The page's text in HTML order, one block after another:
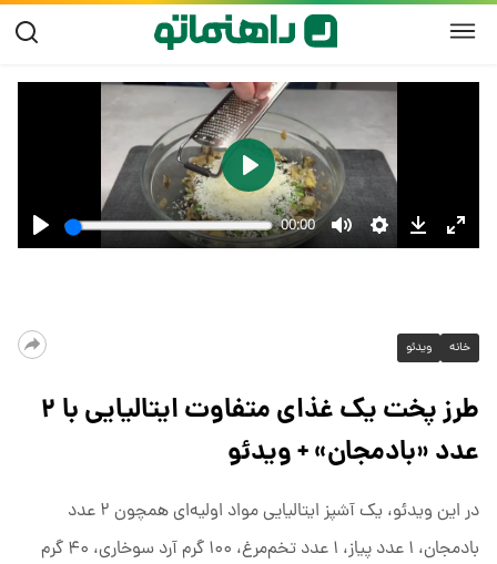
خانه ویدئو
طرز پخت یک غذای متفاوت ایتالیایی با ۲
عدد «بادمجان» + ویدئو
در این ویدئو، یک آشپز ایتالیایی مواد اولیه‌ای همچون ۲ عدد
بادمجان، ۱ عدد پیاز، ۱ عدد تخم‌مرغ، ۱۰۰ گرم آرد سوخاری، ۴۰ گرم